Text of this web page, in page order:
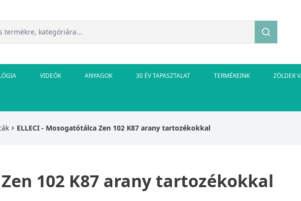
VIDEÓK ANYAGOK 30 ÉV TAPASZTALAT TERMÉKEINK ZÖLDEK
ELLECI - Mosogatótálca Zen 102 K87 arany tartozékokkal
102 K87 arany tartozékokkal